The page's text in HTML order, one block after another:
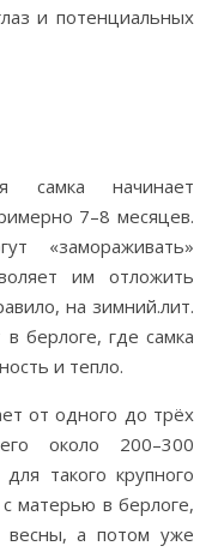
и потенциальных
самка начинает
7–8 месяцев.
«замораживать»
им отложить
на зимний.лит.
берлоге, где самка
и тепло.
от одного до трёх
около 200–300
такого крупного
матерью в берлоге,
а потом уже